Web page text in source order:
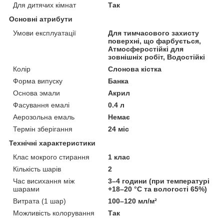
Для дитячих кімнат
Так
Основні атрибути
Умови експлуатації
Для тимчасового захисту
поверхні, що фарбується,
Атмосферостійкі для
зовнішніх робіт, Водостійкі
Колір
Слонова кістка
Форма випуску
Банка
Основа эмали
Акрил
Фасування емалі
0.4 л
Аерозольна емаль
Немає
Термін зберігання
24 міс
Технічні характеристики
Клас мокрого стирання
1 клас
Кількість шарів
2
Час висихання між
шарами
3–4 години (при температурі
+18–20 °C та вологості 65%)
Витрата (1 шар)
100–120 мл/м²
Можливість колорування
Так